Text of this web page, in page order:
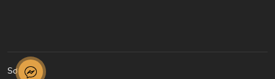
Sơ đồ